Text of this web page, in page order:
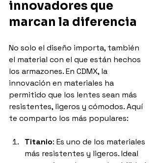
innovadores que
marcan la diferencia
No solo el diseño importa, también
el material con el que están hechos
los armazones. En CDMX, la
innovación en materiales ha
permitido que los lentes sean más
resistentes, ligeros y cómodos. Aquí
te comparto los más populares:
Titanio: Es uno de los materiales
más resistentes y ligeros. Ideal